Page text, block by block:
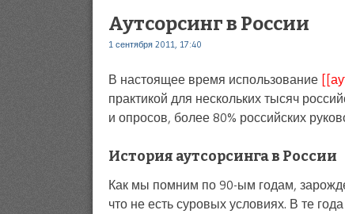
Аутсорсинг в России
1 сентября 2011, 17:40
В настоящее время использование
практикой для нескольких тысяч
и опросов, более 80% российских
История аутсорсинга в России
Как мы помним по 90-ым годам,
что не есть суровых условиях. В те